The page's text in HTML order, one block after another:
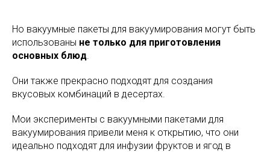
Но вакуумные пакеты для вакуумирования могут быть
использованы не только для приготовления
основных блюд.
Они также прекрасно подходят для создания
вкусовых комбинаций в десертах.
Мои эксперименты с вакуумными пакетами для
вакуумирования привели меня к открытию, что они
идеально подходят для инфузии фруктов и ягод в